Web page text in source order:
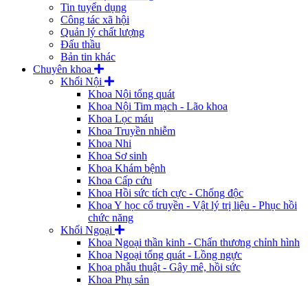
Tin tuyển dụng
Công tác xã hội
Quản lý chất lượng
Đấu thầu
Bản tin khác
Chuyên khoa
Khối Nội
Khoa Nội tổng quát
Khoa Nội Tim mạch - Lão khoa
Khoa Lọc máu
Khoa Truyền nhiễm
Khoa Nhi
Khoa Sơ sinh
Khoa Khám bệnh
Khoa Cấp cứu
Khoa Hồi sức tích cực - Chống độc
Khoa Y học cổ truyền - Vật lý trị liệu - Phục hồi
chức năng
Khối Ngoại
Khoa Ngoại thần kinh - Chấn thương chỉnh hình
Khoa Ngoại tổng quát - Lồng ngực
Khoa phẫu thuật - Gây mê, hồi sức
Khoa Phụ sản